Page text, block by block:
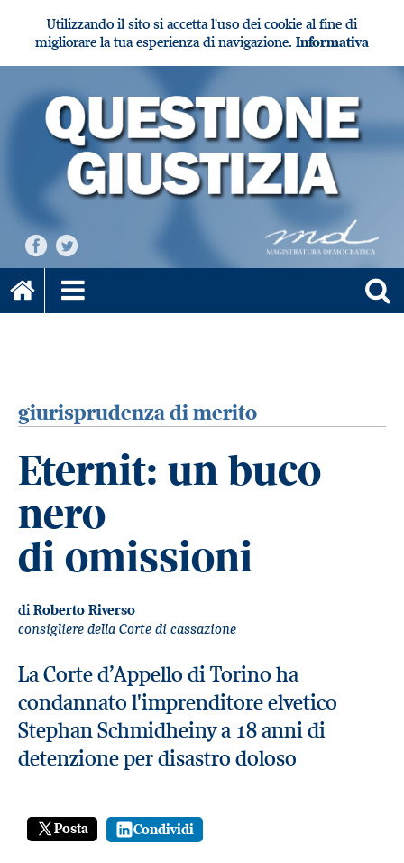
Utilizzando il sito si accetta l'uso dei cookie al fine di
migliorare la tua esperienza di navigazione. Informativa
giurisprudenza di merito
Eternit: un buco
nero
di omissioni
di Roberto Riverso
consigliere della Corte di cassazione
La Corte d’Appello di Torino ha
condannato l'imprenditore elvetico
Stephan Schmidheiny a 18 anni di
detenzione per disastro doloso
Posta Condividi